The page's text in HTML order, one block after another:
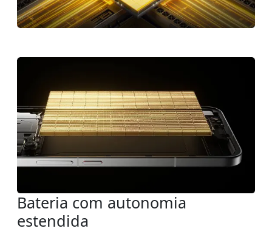
Bateria com autonomia
estendida